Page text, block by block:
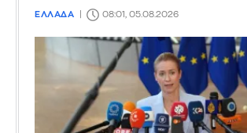
ΕΛΛΑΔΑ 08:01, 05.08.2026